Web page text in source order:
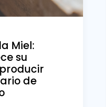
Miel:
su
de